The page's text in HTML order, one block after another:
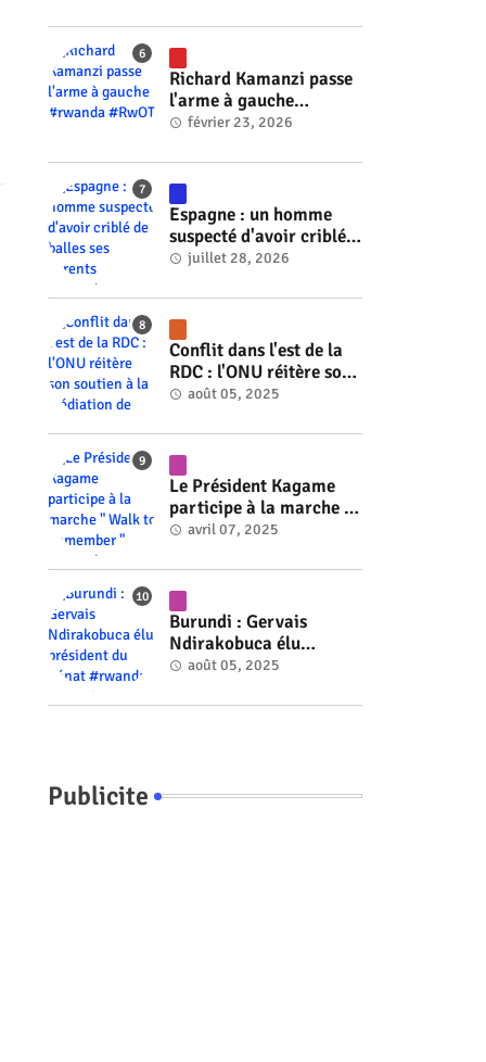
Richard Kamanzi passe
l'arme à gauche
#rwanda #RwOT
février 23, 2026
Espagne : un homme
suspecté d'avoir criblé
de balles ses parents
juillet 28, 2026
Conflit dans l'est de la
RDC : l'ONU réitère son
soutien à la médiation
#rwanda #RwOT
août 05, 2025
Le Président Kagame
participe à la marche "
Walk to Remember "
avril 07, 2025
Burundi : Gervais
Ndirakobuca élu
président du Sénat
août 05, 2025
Publicite